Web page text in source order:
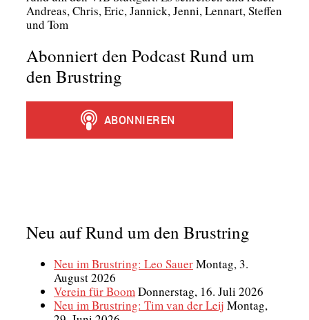
Andre­as, Chris, Eric, Jan­nick, Jen­ni, Lenn­art, Stef­fen
und Tom
Abonniert den Podcast Rund um
den Brustring
Neu auf Rund um den Brustring
Neu im Brustring: Leo SauerMontag, 3.
August 2026
Verein für Boom Donnerstag, 16. Juli 2026
Neu im Brustring: Tim van der Leij Montag,